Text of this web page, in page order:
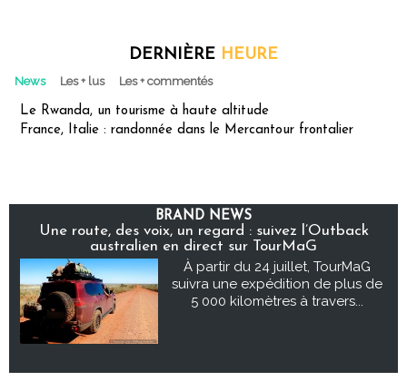
DERNIÈRE HEURE
News Les + lus Les + commentés
Le Rwanda, un tourisme à haute altitude
France, Italie : randonnée dans le Mercantour frontalier
BRAND NEWS
Une route, des voix, un regard : suivez l’Outback
australien en direct sur TourMaG
À partir du 24 juillet, TourMaG
suivra une expédition de plus de
5 000 kilomètres à travers...